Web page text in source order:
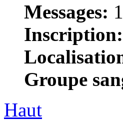
Messages:
Inscription:
Groupe
Haut